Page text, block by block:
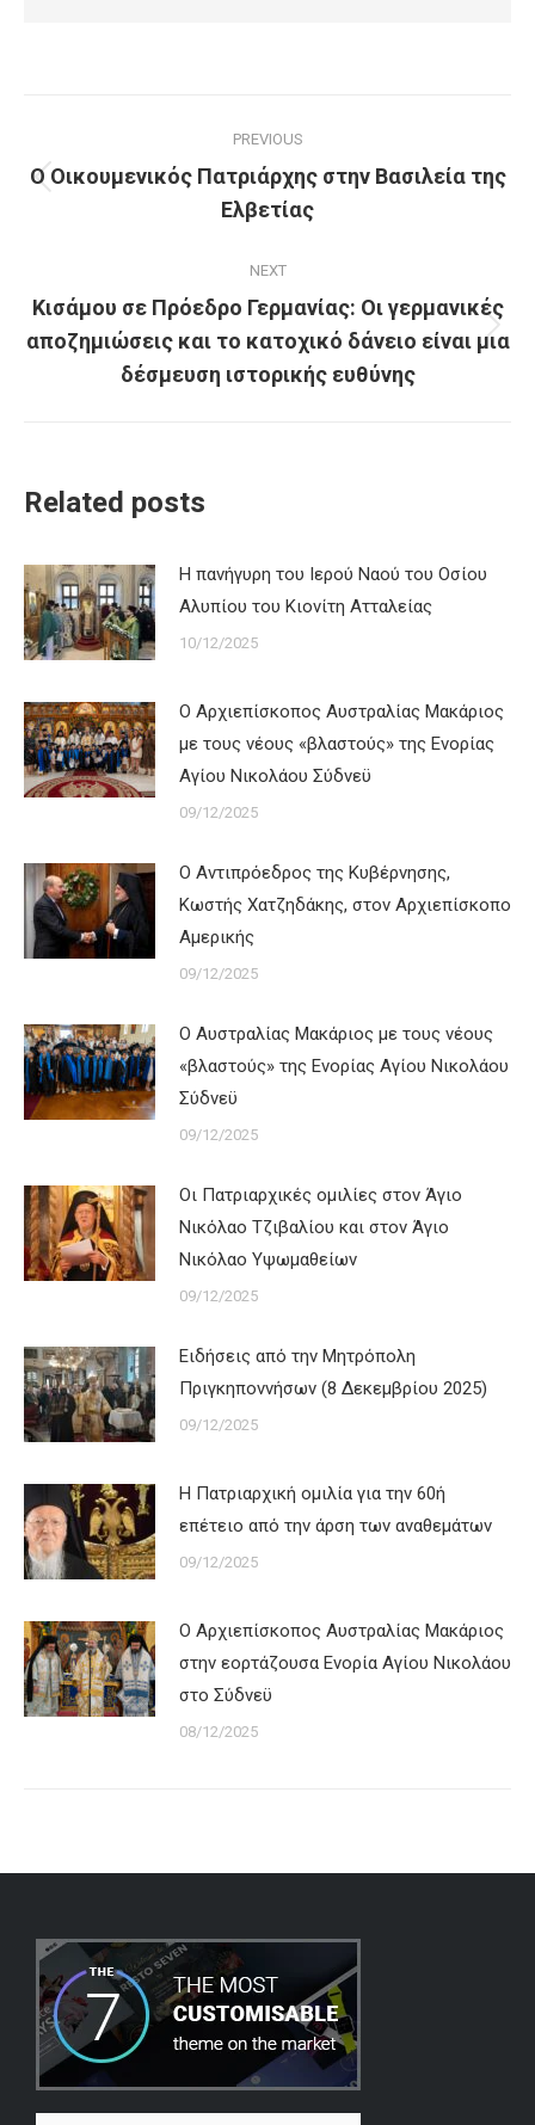
navigation
PREVIOUS
Previous
post:
Ο Οικουμενικός Πατριάρχης στην Βασιλεία της
Ελβετίας
NEXT
Next
post:
Κισάμου σε Πρόεδρο Γερμανίας: Οι γερμανικές
αποζημιώσεις και το κατοχικό δάνειο είναι μια
δέσμευση ιστορικής ευθύνης
Related posts
Η πανήγυρη του Ιερού Ναού του Οσίου
Αλυπίου του Κιονίτη Ατταλείας
10/12/2025
Ο Αρχιεπίσκοπος Αυστραλίας Μακάριος
με τους νέους «βλαστούς» της Ενορίας
Αγίου Νικολάου Σύδνεϋ
09/12/2025
Ο Αντιπρόεδρος της Κυβέρνησης,
Κωστής Χατζηδάκης, στον Αρχιεπίσκοπο
Αμερικής
09/12/2025
Ο Αυστραλίας Μακάριος με τους νέους
«βλαστούς» της Ενορίας Αγίου Νικολάου
Σύδνεϋ
09/12/2025
Οι Πατριαρχικές ομιλίες στον Άγιο
Νικόλαο Τζιβαλίου και στον Άγιο
Νικόλαο Υψωμαθείων
09/12/2025
Ειδήσεις από την Μητρόπολη
Πριγκηποννήσων (8 Δεκεμβρίου 2025)
09/12/2025
Η Πατριαρχική ομιλία για την 60ή
επέτειο από την άρση των αναθεμάτων
09/12/2025
Ο Αρχιεπίσκοπος Αυστραλίας Μακάριος
στην εορτάζουσα Ενορία Αγίου Νικολάου
στο Σύδνεϋ
08/12/2025